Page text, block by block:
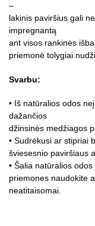
–
lakinis paviršius gali
impregnantą
ant visos rankinės
priemonė tolygiai
Svarbu:
• Iš natūralios odos
dažančios
džinsinės medžiagos
• Sudrėkusi ar stipriai
šviesesnio paviršiaus
• Šalia natūralios
priemones naudokite
neatitaisomai.